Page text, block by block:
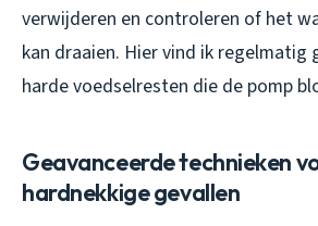
verwijderen en controleren of het
kan draaien. Hier vind ik regelmatig
harde voedselresten die de pomp
Geavanceerde technieken
hardnekkige gevallen